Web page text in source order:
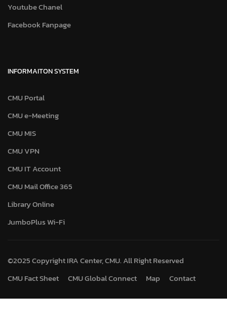
Youtube Chanel
Facebook Fanpage
INFORMAITON SYSTEM
CMU Portal
CMU e-Meeting
CMU MIS
CMU VPN
CMU IT Account
CMU Mail Office 365
Library Online
JumboPlus Wi-Fi
©2025 Copyright IRA Center, CMU. All Right Reserved
CMU Fact Sheet
CMU Global Connect Map Contact